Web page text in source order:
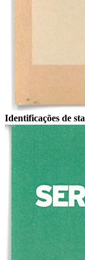
Identificações de